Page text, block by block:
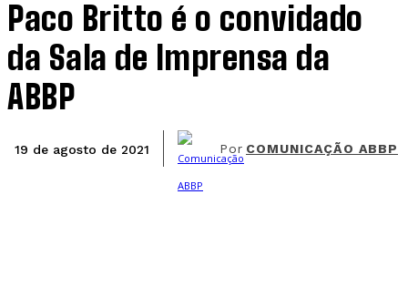
Paco Britto é o convidado
da Sala de Imprensa da
ABBP
19 de agosto de 2021 Por COMUNICAÇÃO ABBP